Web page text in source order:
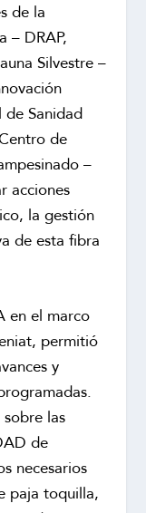
de la
– DRAP,
Silvestre –
Sanidad
de
–
acciones
la gestión
de esta fibra
en el marco
permitió
y
las
de
necesarios
paja toquilla,